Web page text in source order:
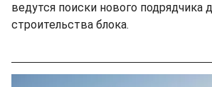
ведутся поиски нового подрядчика
строительства блока.